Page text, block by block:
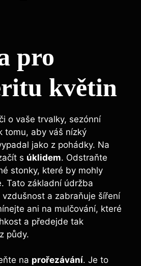
pro
květin
o vaše trvalky, sezónní
tomu, aby váš nízký
jako z pohádky. Na
s úklidem. Odstraňte
stonky, které by mohly
Tato základní údržba
a zabraňuje šíření
ani na mulčování, které
a předejde tak
půdy.
na prořezávání. Je to